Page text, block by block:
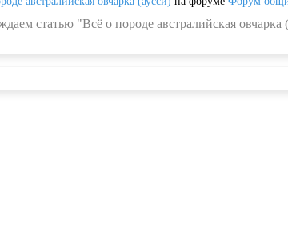
статью "Всё о породе австралийская овчарка